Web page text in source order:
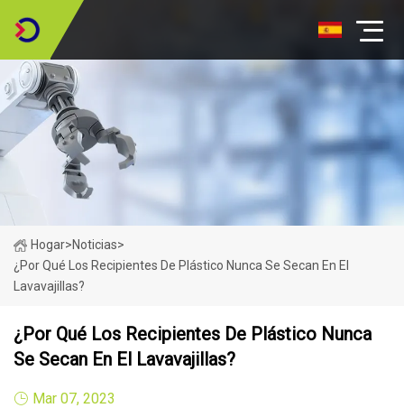
Hogar>Noticias>
¿Por Qué Los Recipientes De Plástico Nunca Se Secan En El
Lavavajillas?
¿Por Qué Los Recipientes De Plástico Nunca
Se Secan En El Lavavajillas?
Mar 07, 2023